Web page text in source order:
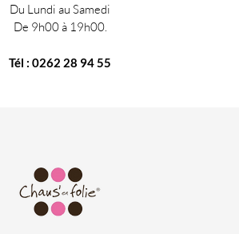
Du Lundi au Samedi
De 9h00 à 19h00.
Tél : 0262 28 94 55